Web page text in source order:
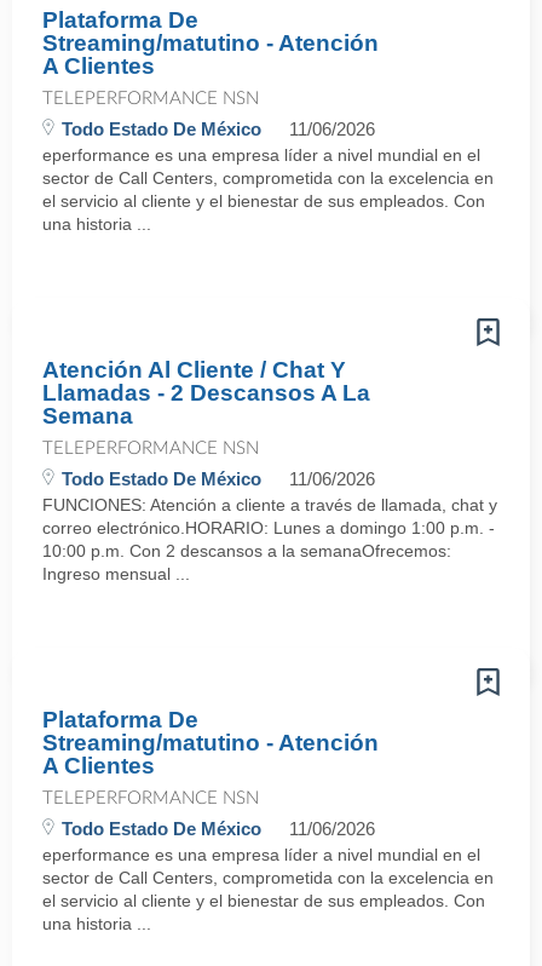
Plataforma De
Streaming/matutino - Atención
A Clientes
TELEPERFORMANCE NSN
Todo Estado De México 11/06/2026
eperformance es una empresa líder a nivel mundial en el
sector de Call Centers, comprometida con la excelencia en
el servicio al cliente y el bienestar de sus empleados. Con
una historia ...
Atención Al Cliente / Chat Y
Llamadas - 2 Descansos A La
Semana
TELEPERFORMANCE NSN
Todo Estado De México 11/06/2026
FUNCIONES: Atención a cliente a través de llamada, chat y
correo electrónico.HORARIO: Lunes a domingo 1:00 p.m. -
10:00 p.m. Con 2 descansos a la semanaOfrecemos:
Ingreso mensual ...
Plataforma De
Streaming/matutino - Atención
A Clientes
TELEPERFORMANCE NSN
Todo Estado De México 11/06/2026
eperformance es una empresa líder a nivel mundial en el
sector de Call Centers, comprometida con la excelencia en
el servicio al cliente y el bienestar de sus empleados. Con
una historia ...